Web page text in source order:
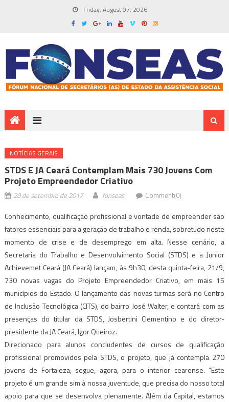
Friday, August 07, 2026
NOTÍ­CIAS GERAIS
STDS E JA Ceará Contemplam Mais 730 Jovens Com
Projeto Empreendedor Criativo
20 de setembro de 2017 fonseas Comment(0)
Conhecimento, qualificação profissional e vontade de empreender são
fatores essenciais para a geração de trabalho e renda, sobretudo neste
momento de crise e de desemprego em alta. Nesse cenário, a
Secretaria do Trabalho e Desenvolvimento Social (STDS) e a Junior
Achievemet Ceará (JA Ceará) lançam, às 9h30, desta quinta-feira, 21/9,
730 novas vagas do Projeto Empreendedor Criativo, em mais 15
municípios do Estado. O lançamento das novas turmas será no Centro
de Inclusão Tecnológica (CITS), do bairro José Walter, e contará com as
presenças do titular da STDS, Josbertini Clementino e do diretor-
presidente da JA Ceará, Igor Queiroz.
Direcionado para alunos concludentes de cursos de qualificação
profissional promovidos pela STDS, o projeto, que já contempla 270
jovens de Fortaleza, segue, agora, para o interior cearense. “Este
projeto é um grande sim à nossa juventude, que precisa do nosso total
apoio para que se desenvolva plenamente. Além da Capital, estamos